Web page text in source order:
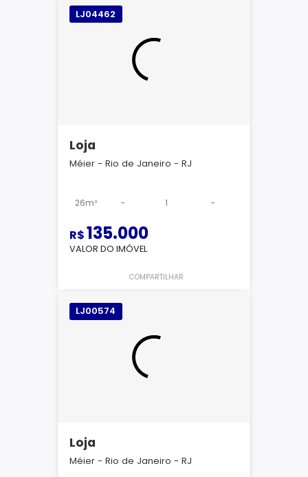
LJ04462
Loja
Méier - Rio de Janeiro - RJ
26m² - 1 -
R$135.000
VALOR DO IMÓVEL
COMPARTILHAR
LJ00574
Loja
Méier - Rio de Janeiro - RJ